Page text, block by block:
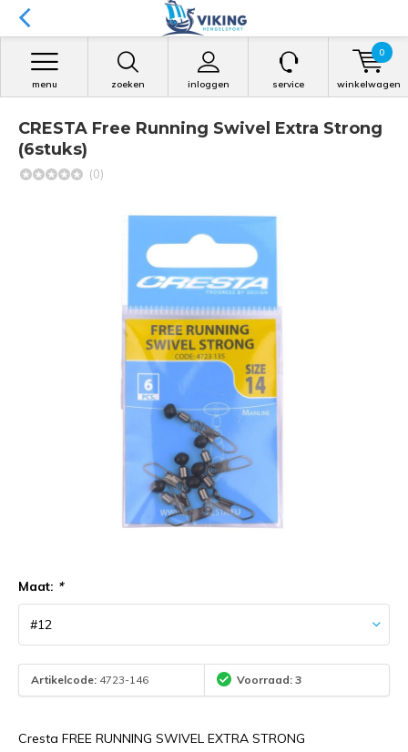
zoeken inloggen
menu service winkelwagen
0
CRESTA Free Running Swivel Extra Strong
(6stuks)
(0)
Maat: *
Artikelcode: 4723-146 Voorraad: 3
Cresta FREE RUNNING SWIVEL EXTRA STRONG